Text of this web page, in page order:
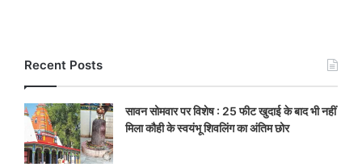
Recent Posts
सावन सोमवार पर विशेष : 25 फीट खुदाई के बाद भी नहीं
मिला कौही के स्वयंभू शिवलिंग का अंतिम छोर